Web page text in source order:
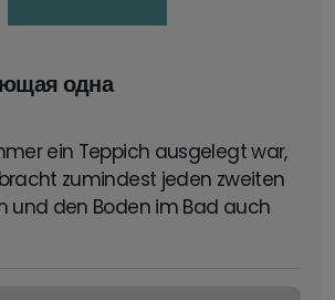
одна
ein Teppich ausgelegt war,
zumindest jeden zweiten
und den Boden im Bad auch